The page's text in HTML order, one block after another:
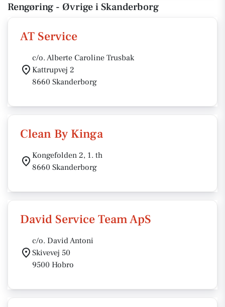
Rengøring - Øvrige i Skanderborg
AT Service
c/o. Alberte Caroline Trusbak
Kattrupvej 2
8660 Skanderborg
Clean By Kinga
Kongefolden 2, 1. th
8660 Skanderborg
David Service Team ApS
c/o. David Antoni
Skivevej 50
9500 Hobro